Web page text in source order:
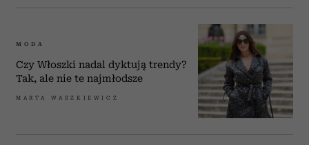
MODA
Czy Włoszki nadal dyktują trendy?
Tak, ale nie te najmłodsze
MARTA WASZKIEWICZ